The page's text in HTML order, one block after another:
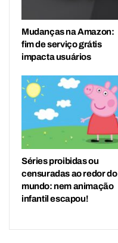
Mudanças na Amazon:
fim de serviço grátis
impacta usuários
Séries proibidas ou
censuradas ao redor do
mundo: nem animação
infantil escapou!